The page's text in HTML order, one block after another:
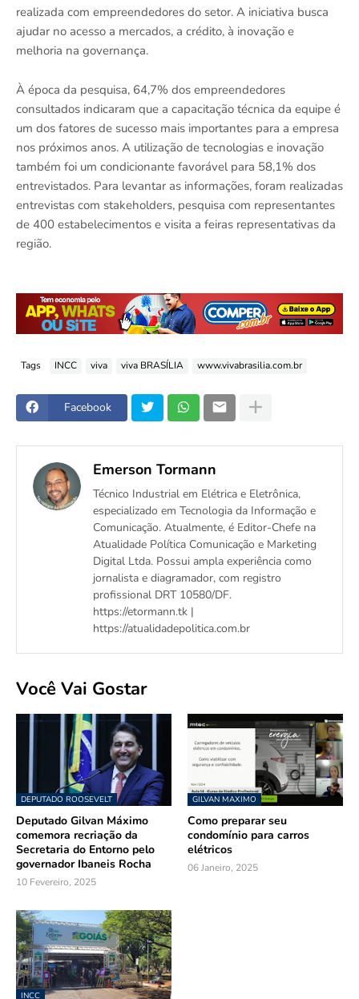
realizada com empreendedores do setor. A iniciativa busca
ajudar no acesso a mercados, a crédito, à inovação e
melhoria na governança.
À época da pesquisa, 64,7% dos empreendedores
consultados indicaram que a capacitação técnica da equipe é
um dos fatores de sucesso mais importantes para a empresa
nos próximos anos. A utilização de tecnologias e inovação
também foi um condicionante favorável para 58,1% dos
entrevistados. Para levantar as informações, foram realizadas
entrevistas com stakeholders, pesquisa com representantes
de 400 estabelecimentos e visita a feiras representativas da
região.
Tags INCC viva viva BRASÍLIA www.vivabrasilia.com.br
Facebook
Emerson Tormann
Técnico Industrial em Elétrica e Eletrônica,
especializado em Tecnologia da Informação e
Comunicação. Atualmente, é Editor-Chefe na
Atualidade Política Comunicação e Marketing
Digital Ltda. Possui ampla experiência como
jornalista e diagramador, com registro
profissional DRT 10580/DF.
https://etormann.tk |
https://atualidadepolitica.com.br
Você Vai Gostar
DEPUTADO ROOSEVELT
Deputado Gilvan Máximo
comemora recriação da
Secretaria do Entorno pelo
governador Ibaneis Rocha
10 Fevereiro, 2025
GILVAN MAXIMO
Como preparar seu
condomínio para carros
elétricos
06 Janeiro, 2025
INCC